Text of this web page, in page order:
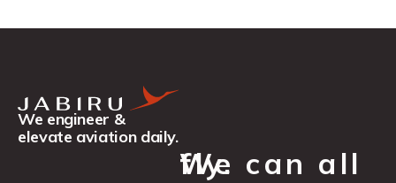
We engineer &
elevate aviation daily.
We can all fly.